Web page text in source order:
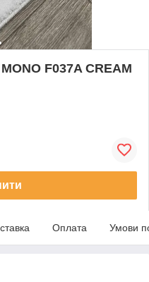
F037A CREAM
Оплата Умови